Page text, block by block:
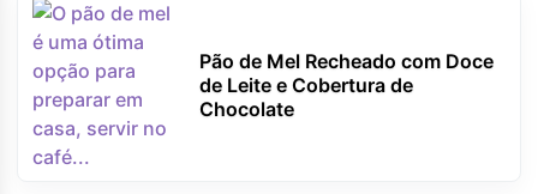
Pão de Mel Recheado com Doce
de Leite e Cobertura de
Chocolate